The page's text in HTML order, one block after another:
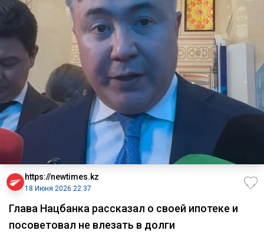
https://newtimes.kz
18 Июня 2026 22:37
Глава Нацбанка рассказал о своей ипотеке и
посоветовал не влезать в долги